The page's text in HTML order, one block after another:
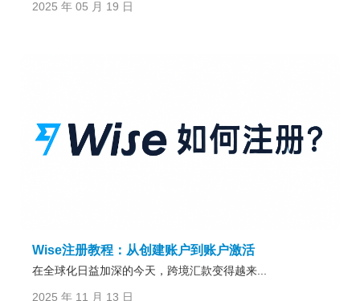
2025 年 05 月 19 日
Wise注册教程：从创建账户到账户激活
在全球化日益加深的今天，跨境汇款变得越来...
2025 年 11 月 13 日